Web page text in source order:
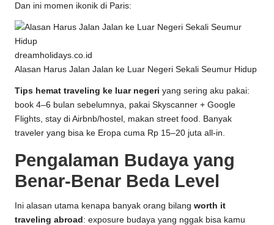
Dan ini momen ikonik di Paris:
dreamholidays.co.id
Alasan Harus Jalan Jalan ke Luar Negeri Sekali Seumur Hidup
Tips hemat traveling ke luar negeri yang sering aku pakai:
book 4–6 bulan sebelumnya, pakai Skyscanner + Google
Flights, stay di Airbnb/hostel, makan street food. Banyak
traveler yang bisa ke Eropa cuma Rp 15–20 juta all-in.
Pengalaman Budaya yang
Benar-Benar Beda Level
Ini alasan utama kenapa banyak orang bilang worth it
traveling abroad: exposure budaya yang nggak bisa kamu